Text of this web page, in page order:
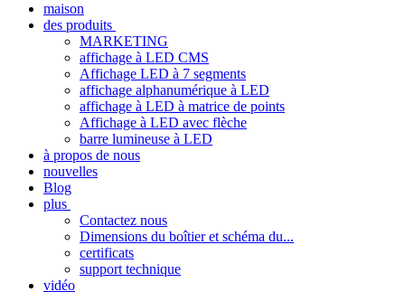
maison
des produits
MARKETING
affichage à LED CMS
Affichage LED à 7 segments
affichage alphanumérique à LED
affichage à LED à matrice de points
Affichage à LED avec flèche
barre lumineuse à LED
à propos de nous
nouvelles
Blog
plus
Contactez nous
Dimensions du boîtier et schéma du...
certificats
support technique
vidéo